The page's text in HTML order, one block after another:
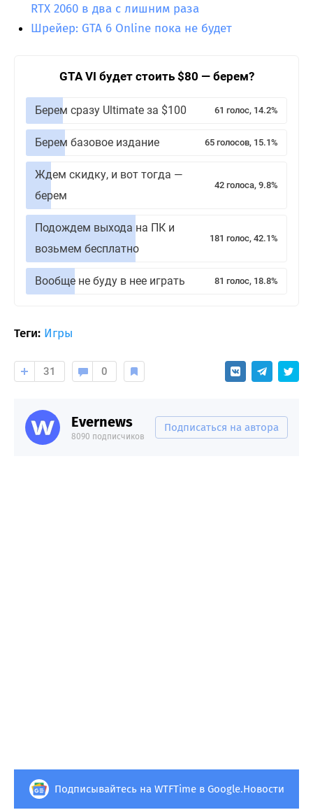
RTX 2060 в два с лишним раза
Шрейер: GTA 6 Online пока не будет
GTA VI будет стоить $80 — берем?
Берем сразу Ultimate за $100 61 голос, 14.2%
Берем базовое издание 65 голосов, 15.1%
Ждем скидку, и вот тогда —
берем
42 голоса, 9.8%
Подождем выхода на ПК и
возьмем бесплатно
181 голос, 42.1%
Вообще не буду в нее играть 81 голос, 18.8%
Теги: Игры
31 0
Evernews
8090 подписчиков
Подписаться на автора
Подписывайтесь на WTFTime в Google.Новости